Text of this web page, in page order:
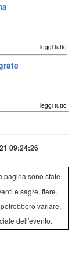
leggi tutto
leggi tutto
09:24:26
pagina sono state
e sagre, fiere.
variare,
dell'evento.